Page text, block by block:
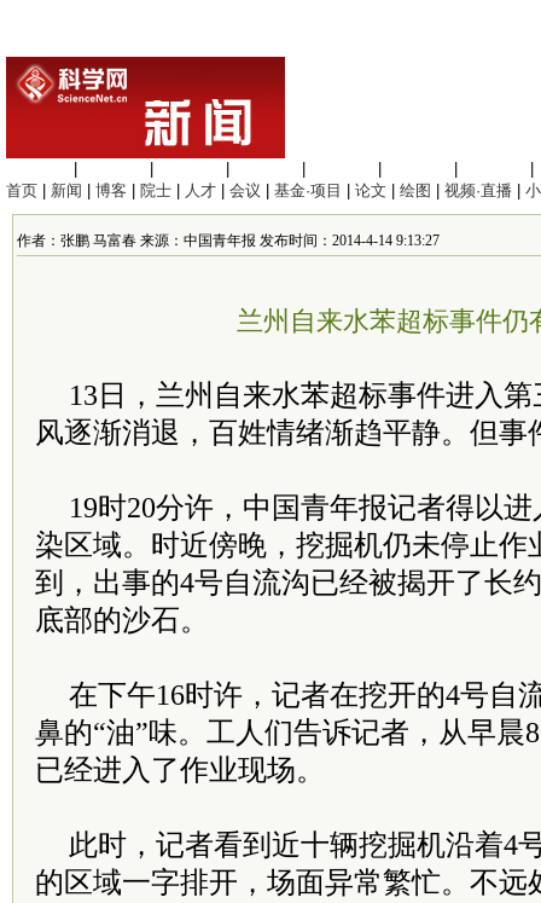
首页
新闻 博客 院士 人才 会议 基金·项目 论文 绘图 视频·直播
作者：张鹏 马富春 来源：中国青年报 发布时间：2014-4-14 9:13:27
兰州自来水苯超标事件仍
13日，兰州自来水苯超标事件进入
风逐渐消退，百姓情绪渐趋平静。但事
19时20分许，中国青年报记者得以
染区域。时近傍晚，挖掘机仍未停止作
到，出事的4号自流沟已经被揭开了长
底部的沙石。
在下午16时许，记者在挖开的4号自
鼻的“油”味。工人们告诉记者，从早晨
已经进入了作业现场。
此时，记者看到近十辆挖掘机沿着4
的区域一字排开，场面异常繁忙。不远